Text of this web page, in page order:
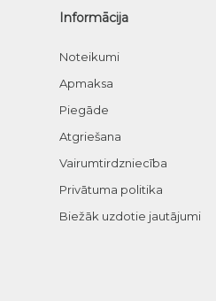
Informācija
Noteikumi
Apmaksa
Piegāde
Atgriešana
Vairumtirdzniecība
Privātuma politika
Biežāk uzdotie jautājumi